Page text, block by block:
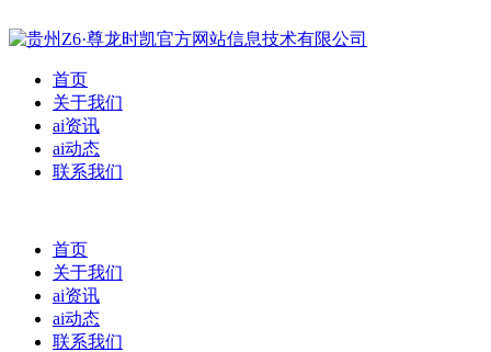
首页
关于我们
ai资讯
ai动态
联系我们
首页
关于我们
ai资讯
ai动态
联系我们